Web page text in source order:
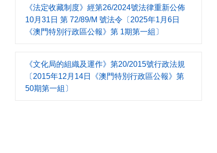
《法定收藏制度》經第26/2024號法律重新公佈
10月31日 第 72/89/M 號法令〔2025年1月6日
《澳門特別行政區公報》第 1期第一組〕
《文化局的組織及運作》第20/2015號行政法規
〔2015年12月14日《澳門特別行政區公報》第
50期第一組〕